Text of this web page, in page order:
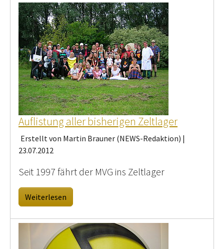
Auflistung aller bisherigen Zeltlager
Erstellt von Martin Brauner (NEWS-Redaktion) |
23.07.2012
Seit 1997 fährt der MVG ins Zeltlager
Weiterlesen